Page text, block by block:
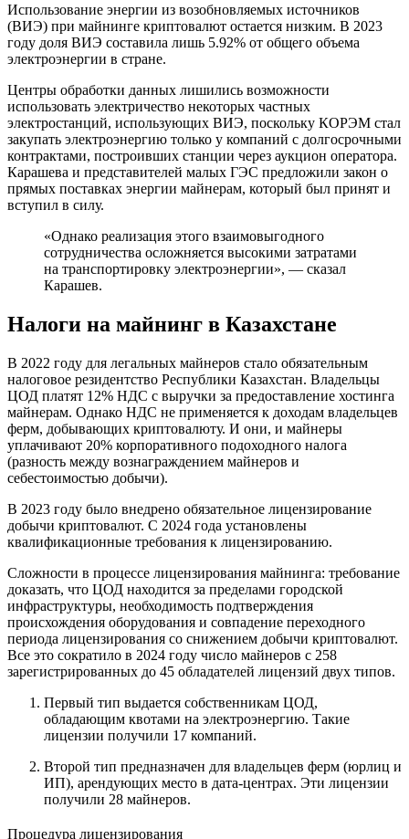
Использование энергии из возобновляемых источников
(ВИЭ) при майнинге криптовалют остается низким. В 2023
году доля ВИЭ составила лишь 5.92% от общего объема
электроэнергии в стране.
Центры обработки данных лишились возможности
использовать электричество некоторых частных
электростанций, использующих ВИЭ, поскольку КОРЭМ стал
закупать электроэнергию только у компаний с долгосрочными
контрактами, построивших станции через аукцион оператора.
Карашева и представителей малых ГЭС предложили закон о
прямых поставках энергии майнерам, который был принят и
вступил в силу.
«Однако реализация этого взаимовыгодного
сотрудничества осложняется высокими затратами
на транспортировку электроэнергии», — сказал
Карашев.
Налоги на майнинг в Казахстане
В 2022 году для легальных майнеров стало обязательным
налоговое резидентство Республики Казахстан. Владельцы
ЦОД платят 12% НДС с выручки за предоставление хостинга
майнерам. Однако НДС не применяется к доходам владельцев
ферм, добывающих криптовалюту. И они, и майнеры
уплачивают 20% корпоративного подоходного налога
(разность между вознаграждением майнеров и
себестоимостью добычи).
В 2023 году было внедрено обязательное лицензирование
добычи криптовалют. С 2024 года установлены
квалификационные требования к лицензированию.
Сложности в процессе лицензирования майнинга: требование
доказать, что ЦОД находится за пределами городской
инфраструктуры, необходимость подтверждения
происхождения оборудования и совпадение переходного
периода лицензирования со снижением добычи криптовалют.
Все это сократило в 2024 году число майнеров с 258
зарегистрированных до 45 обладателей лицензий двух типов.
Первый тип выдается собственникам ЦОД,
обладающим квотами на электроэнергию. Такие
лицензии получили 17 компаний.
Второй тип предназначен для владельцев ферм (юрлиц и
ИП), арендующих место в дата-центрах. Эти лицензии
получили 28 майнеров.
Процедура лицензирования